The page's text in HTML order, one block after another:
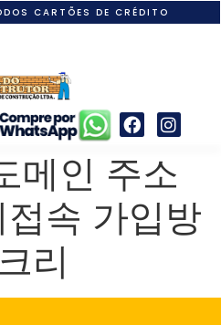
CARTÕES DE CRÉDITO
메인 주소
속 가입방
리